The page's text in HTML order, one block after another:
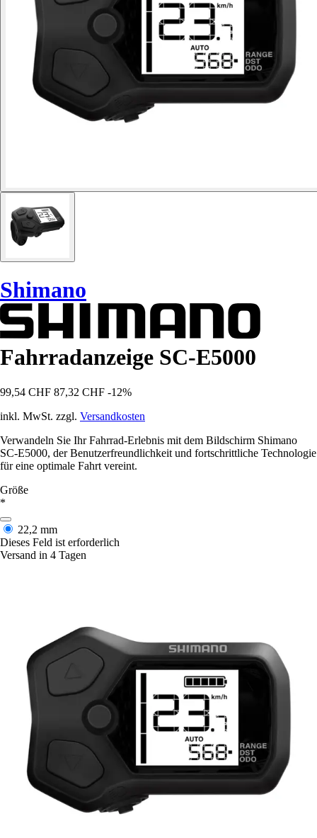
Shimano
Fahrradanzeige SC-E5000
99,54 CHF 87,32 CHF -12%
inkl. MwSt. zzgl. Versandkosten
Verwandeln Sie Ihr Fahrrad-Erlebnis mit dem Bildschirm Shimano
SC-E5000, der Benutzerfreundlichkeit und fortschrittliche Technologie
für eine optimale Fahrt vereint.
Größe
*
22,2 mm
Dieses Feld ist erforderlich
Versand in 4 Tagen